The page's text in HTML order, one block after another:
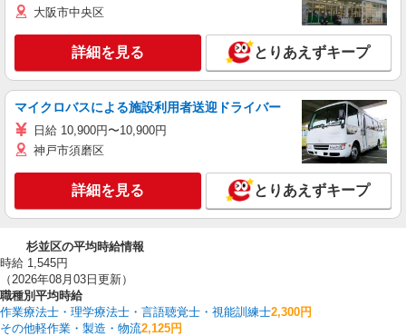
大阪市中央区
詳細を見る とりあえずキープ
マイクロバスによる施設利用者送迎ドライバー
日給 10,900円〜10,900円
神戸市須磨区
詳細を見る とりあえずキープ
杉並区の平均時給情報
時給 1,545円
（2026年08月03日更新）
職種別平均時給
作業療法士・理学療法士・言語聴覚士・視能訓練士2,300円
その他軽作業・製造・物流2,125円